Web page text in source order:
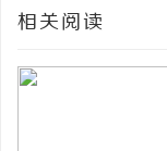
相关阅读